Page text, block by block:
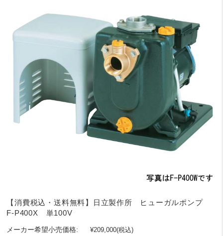
【消費税込・送料無料】日立製作所 ヒューガルポンプ
F-P400X 単100V
メーカー希望小売価格: ¥209,000(税込)